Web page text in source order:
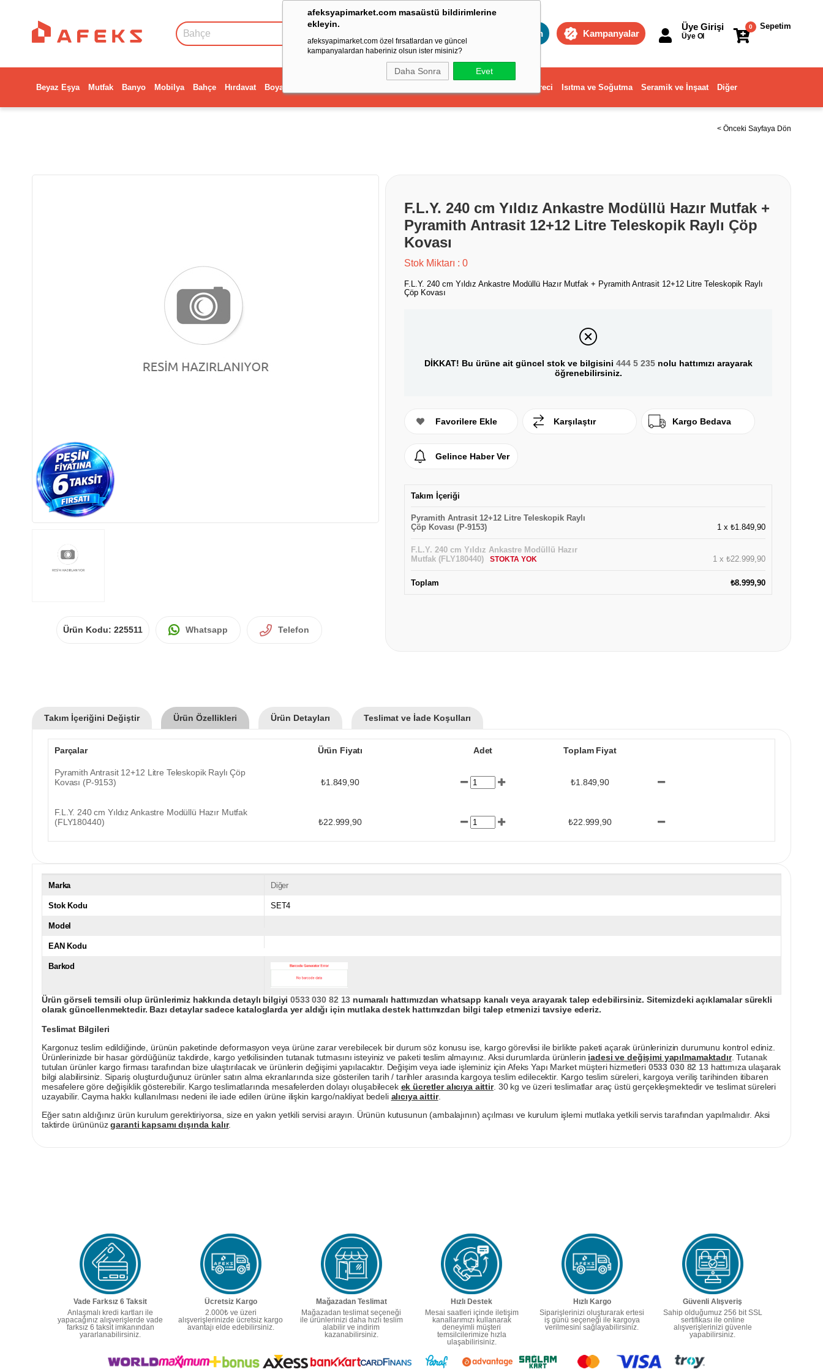
afeksyapimarket.com masaüstü bildirimlerine
ekleyin.
afeksyapimarket.com özel fırsatlardan ve güncel
kampanyalardan haberiniz olsun ister misiniz?
Daha Sonra Evet
Toptan Kampanyalar
Sepetim
0
Üye Girişi
Üye Ol
Beyaz Eşya Mutfak Banyo Mobilya Bahçe Hırdavat Boya Dekorasyon ve Ev Gereci Isıtma ve Soğutma Seramik ve İnşaat Diğer
< Önceki Sayfaya Dön
Ürün Kodu: 225511 Whatsapp Telefon
F.L.Y. 240 cm Yıldız Ankastre Modüllü Hazır Mutfak +
Pyramith Antrasit 12+12 Litre Teleskopik Raylı Çöp
Kovası
Stok Miktarı : 0
F.L.Y. 240 cm Yıldız Ankastre Modüllü Hazır Mutfak + Pyramith Antrasit 12+12 Litre Teleskopik Raylı
Çöp Kovası
DİKKAT! Bu ürüne ait güncel stok ve bilgisini 444 5 235nolu hattımızı arayarak
öğrenebilirsiniz.
Favorilere Ekle Karşılaştır Kargo Bedava
Gelince Haber Ver
Takım İçeriği
Pyramith Antrasit 12+12 Litre Teleskopik Raylı
Çöp Kovası (P-9153)
1 x ₺1.849,90
F.L.Y. 240 cm Yıldız Ankastre Modüllü Hazır
Mutfak (FLY180440)
STOKTA YOK 1 x ₺22.999,90
Toplam ₺8.999,90
Takım İçeriğini Değiştir Ürün Özellikleri Ürün Detayları Teslimat ve İade Koşulları
Parçalar Ürün Fiyatı Adet Toplam Fiyat
Pyramith Antrasit 12+12 Litre Teleskopik Raylı Çöp
Kovası (P-9153)
₺1.849,90 ₺1.849,90
F.L.Y. 240 cm Yıldız Ankastre Modüllü Hazır Mutfak
(FLY180440)
₺22.999,90 ₺22.999,90
Marka Diğer
Stok Kodu SET4
Model
EAN Kodu
Barkod
Ürün görseli temsili olup ürünlerimiz hakkında detaylı bilgiyi0533 030 82 13 numaralı hattımızdan whatsapp kanalı veya arayarak talep edebilirsiniz. Sitemizdeki açıklamalar sürekli
olarak güncellenmektedir. Bazı detaylar sadece kataloglarda yer aldığı için mutlaka destek hattımızdan bilgi talep etmenizi tavsiye ederiz.
Teslimat Bilgileri
Kargonuz teslim edildiğinde, ürünün paketinde deformasyon veya ürüne zarar verebilecek bir durum söz konusu ise, kargo görevlisi ile birlikte paketi açarak ürünlerinizin durumunu kontrol ediniz.
Ürünlerinizde bir hasar gördüğünüz takdirde, kargo yetkilisinden tutanak tutmasını isteyiniz ve paketi teslim almayınız. Aksi durumlarda ürünlerin iadesi ve değişimi yapılmamaktadır. Tutanak
tutulan ürünler kargo firması tarafından bize ulaştırılacak ve ürünlerin değişimi yapılacaktır. Değişim veya iade işleminiz için Afeks Yapı Market müşteri hizmetleri 0533 030 82 13hattımıza ulaşarak
bilgi alabilirsiniz. Sipariş oluşturduğunuz ürünler satın alma ekranlarında size gösterilen tarih / tarihler arasında kargoya teslim edilecektir. Kargo teslim süreleri, kargoya veriliş tarihinden itibaren
mesafelere göre değişiklik gösterebilir. Kargo teslimatlarında mesafelerden dolayı oluşabilecek ek ücretler alıcıya aittir. 30 kg ve üzeri teslimatlar araç üstü gerçekleşmektedir ve teslimat süreleri
uzayabilir. Cayma hakkı kullanılması nedeni ile iade edilen ürüne ilişkin kargo/nakliyat bedeli alıcıya aittir.
Eğer satın aldığınız ürün kurulum gerektiriyorsa, size en yakın yetkili servisi arayın. Ürünün kutusunun (ambalajının) açılması ve kurulum işlemi mutlaka yetkili servis tarafından yapılmalıdır. Aksi
taktirde ürününüzgaranti kapsamı dışında kalır.
Vade Farksız 6 Taksit
Anlaşmalı kredi kartları ile
yapacağınız alışverişlerde vade
farksız 6 taksit imkanından
yararlanabilirsiniz.
Ücretsiz Kargo
2.000₺ ve üzeri
alışverişlerinizde ücretsiz kargo
avantajı elde edebilirsiniz.
Mağazadan Teslimat
Mağazadan teslimat seçeneği
ile ürünlerinizi daha hızlı teslim
alabilir ve indirim
kazanabilirsiniz.
Hızlı Destek
Mesai saatleri içinde iletişim
kanallarımızı kullanarak
deneyimli müşteri
temsilcilerimize hızla
ulaşabilirisiniz.
Hızlı Kargo
Siparişlerinizi oluşturarak ertesi
iş günü seçeneği ile kargoya
verilmesini sağlayabilirsiniz.
Güvenli Alışveriş
Sahip olduğumuz 256 bit SSL
sertifikası ile online
alışverişlerinizi güvenle
yapabilirsiniz.